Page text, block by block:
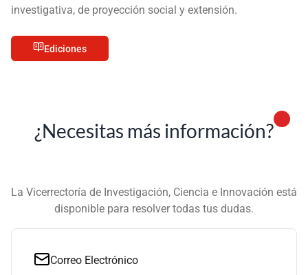
investigativa, de proyección social y extensión.
Ediciones
¿Necesitas más información?
La Vicerrectoría de Investigación, Ciencia e Innovación está
disponible para resolver todas tus dudas.
Correo Electrónico